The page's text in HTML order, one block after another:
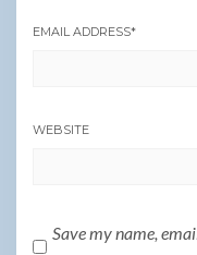
EMAIL ADDRESS*
WEBSITE
Save my name,